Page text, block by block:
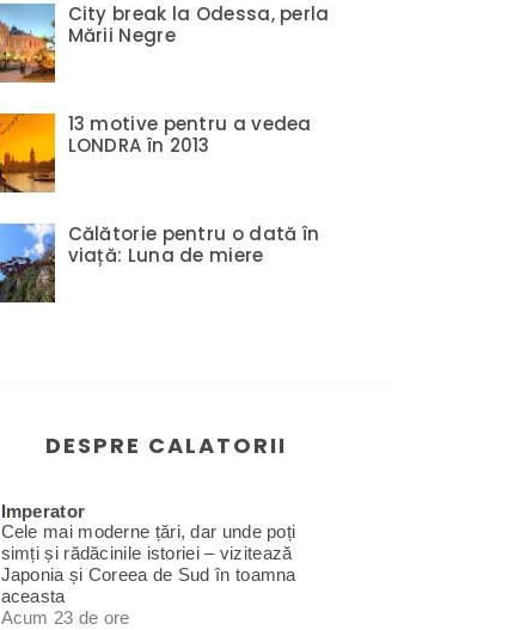
City break la Odessa, perla
Mării Negre
13 motive pentru a vedea
LONDRA în 2013
Călătorie pentru o dată în
viață: Luna de miere
DESPRE CALATORII
Imperator
Cele mai moderne țări, dar unde poți
simți și rădăcinile istoriei – vizitează
Japonia și Coreea de Sud în toamna
aceasta
Acum 23 de ore